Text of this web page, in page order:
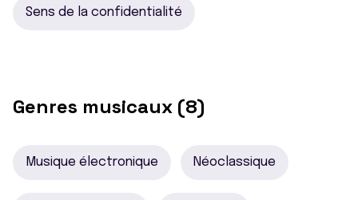
Sens de la confidentialité
Genres musicaux (8)
Musique électronique Néoclassique